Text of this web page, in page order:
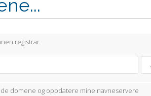
registrar
domene og oppdatere mine navneservere